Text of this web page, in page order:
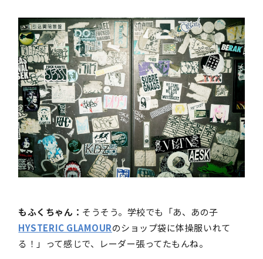
もふくちゃん： そうそう。学校でも「あ、あの子
HYSTERIC GLAMOURのショップ袋に体操服いれて
る！」って感じで、レーダー張ってたもんね。